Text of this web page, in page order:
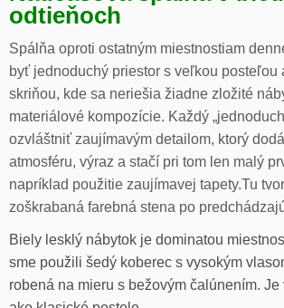
odtieňoch
Spálňa oproti ostatným miestnostiam
byť jednoduchý priestor s veľkou posteľou
skriňou, kde sa neriešia žiadne zložité
materiálové kompozície. Každý
ozvláštniť zaujímavým detailom, ktorý
atmosféru, výraz a stačí pri tom len malý
napríklad použitie zaujímavej tapety.Tu
zoškrabaná farebná stena po
Biely lesklý nábytok je dominatou
sme použili šedý koberec s vysokým
robená na mieru s bežovým čalúnením.